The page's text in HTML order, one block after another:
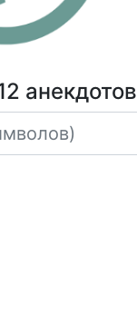
анекдотов